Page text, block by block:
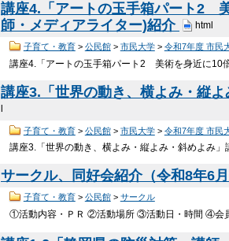
講座4.「アートの玉手箱パート2
師・メディアライター)紹介
html
子育て・教育> 公民館> 市民大学> 令和7年度 市民
講座4.「アートの玉手箱パート2 美術を身近に10
講座3.「世界の動き、横よみ・縦
子育て・教育> 公民館> 市民大学> 令和7年度 市民
講座3.「世界の動き、横よみ・縦よみ・斜めよみ
サークル、同好会紹介（令和8年6
子育て・教育> 公民館> サークル
①活動内容・ＰＲ ②活動場所 ③活動日・時間 ④会